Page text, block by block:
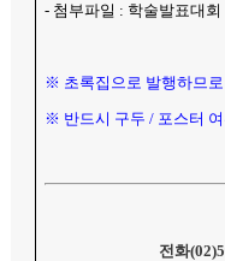
- 첨부파일 : 학술발표대
※ 초록집으로 발행하므
※ 반드시 구두 / 포스터
전화